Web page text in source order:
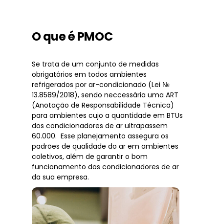
O que é PMOC
Se trata de um conjunto de medidas
obrigatórios em todos ambientes
refrigerados por ar-condicionado (Lei №
13.8589/2018), sendo neccessária uma ART
(Anotação de Responsabilidade Técnica)
para ambientes cujo a quantidade em BTUs
dos condicionadores de ar ultrapassem
60.000. Esse planejamento assegura os
padrões de qualidade do ar em ambientes
coletivos, além de garantir o bom
funcionamento dos condicionadores de ar
da sua empresa.